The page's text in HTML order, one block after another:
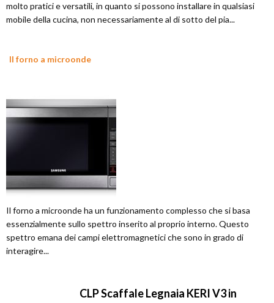
molto pratici e versatili, in quanto si possono installare in qualsiasi
mobile della cucina, non necessariamente al di sotto del pia...
Il forno a microonde
Il forno a microonde ha un funzionamento complesso che si basa
essenzialmente sullo spettro inserito al proprio interno. Questo
spettro emana dei campi elettromagnetici che sono in grado di
interagire...
CLP Scaffale Legnaia KERI V3 in